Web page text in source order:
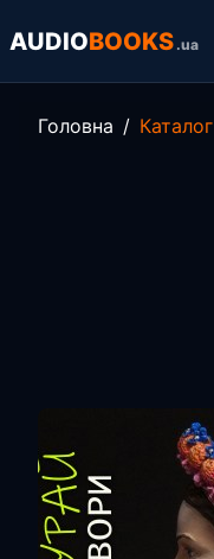
AUDIOBOOKS .ua
Головна Каталог